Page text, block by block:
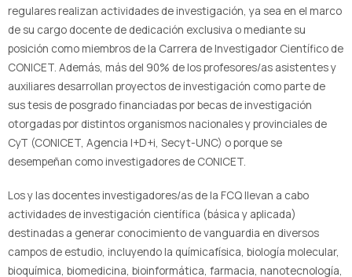
regulares realizan actividades de investigación, ya sea en el marco
de su cargo docente de dedicación exclusiva o mediante su
posición como miembros de la Carrera de Investigador Científico de
CONICET. Además, más del 90% de los profesores/as asistentes y
auxiliares desarrollan proyectos de investigación como parte de
sus tesis de posgrado financiadas por becas de investigación
otorgadas por distintos organismos nacionales y provinciales de
CyT (CONICET, Agencia I+D+i, Secyt-UNC) o porque se
desempeñan como investigadores de CONICET.
Los y las docentes investigadores/as de la FCQ llevan a cabo
actividades de investigación científica (básica y aplicada)
destinadas a generar conocimiento de vanguardia en diversos
campos de estudio, incluyendo la químicafísica, biología molecular,
bioquímica, biomedicina, bioinformática, farmacia, nanotecnología,